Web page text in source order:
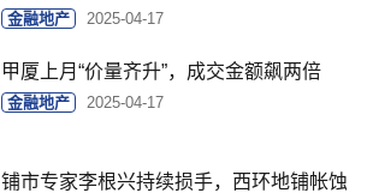
金融地产 2025-04-17
甲厦上月“价量齐升”，成交金额飙两倍
金融地产 2025-04-17
铺市专家李根兴持续损手，西环地铺帐蚀